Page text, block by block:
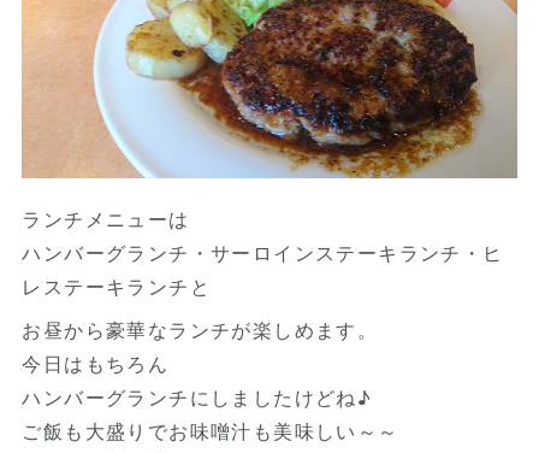
ランチメニューは
ハンバーグランチ・サーロインステーキランチ・ヒ
レステーキランチと
お昼から豪華なランチが楽しめます。
今日はもちろん
ハンバーグランチにしましたけどね♪
ご飯も大盛りでお味噌汁も美味しい～～